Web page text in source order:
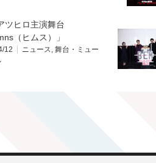
ツヒロ主演舞台
（ヒムス）」
12 ニュース, 舞台・ミュー